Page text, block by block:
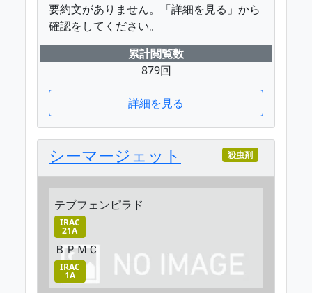
要約文がありません。「詳細を見る」から
確認をしてください。
累計閲覧数
879回
詳細を見る
シーマージェット 殺虫剤
テブフェンピラド
IRAC
21A
ＢＰＭＣ
IRAC
1A